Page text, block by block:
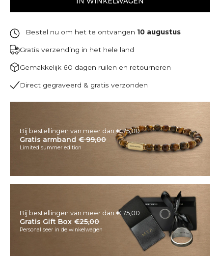
Bestel nu om het te ontvangen 10 augustus
Gratis verzending in het hele land
Gemakkelijk 60 dagen ruilen en retourneren
Direct gegraveerd & gratis verzonden
Bij bestellingen van meer dan € 75,00
Gratis armband € 99,00
Limited summer edition
Bij bestellingen van meer dan € 75,00
Gratis Gift Box €25,00
Personaliseer in de winkelwagen